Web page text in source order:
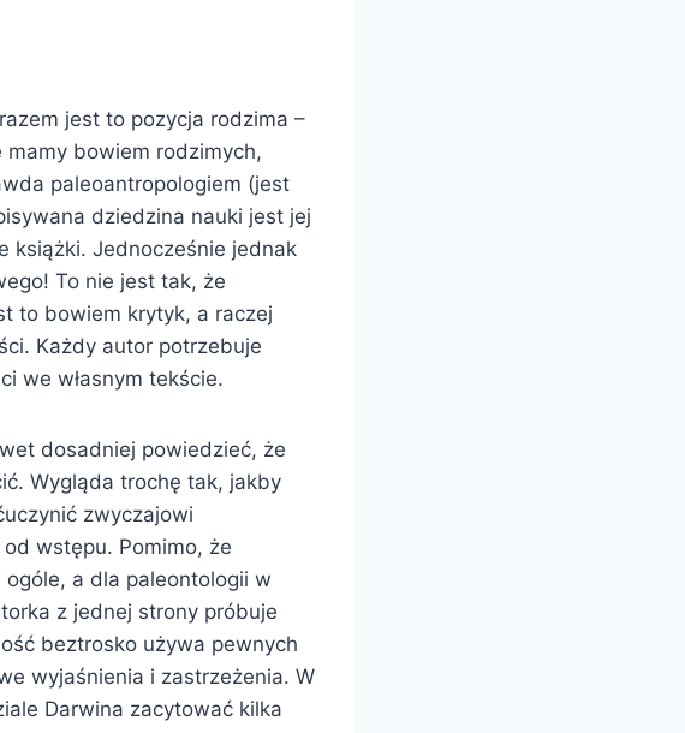
jest to pozycja rodzima –
bowiem rodzimych,
paleoantropologiem (jest
dziedzina nauki jest jej
książki. Jednocześnie jednak
To nie jest tak, że
to bowiem krytyk, a raczej
Każdy autor potrzebuje
we własnym tekście.
dosadniej powiedzieć, że
Wygląda trochę tak, jakby
zwyczajowi
wstępu. Pomimo, że
a dla paleontologii w
z jednej strony próbuje
beztrosko używa pewnych
wyjaśnienia i zastrzeżenia. W
Darwina zacytować kilka